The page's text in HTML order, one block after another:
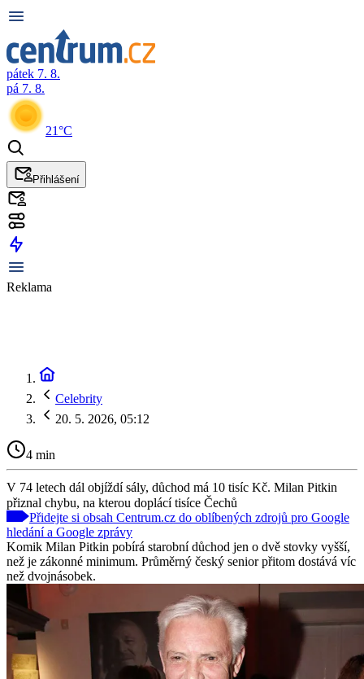
pátek 7. 8.
pá 7. 8.
21°C
Přihlášení
Reklama
Celebrity
20. 5. 2026, 05:12
4 min
V 74 letech dál objíždí sály, důchod má 10 tisíc Kč. Milan Pitkin
přiznal chybu, na kterou doplácí tisíce Čechů
Přidejte si obsah Centrum.cz do oblíbených zdrojů pro Google
hledání a Google zprávy
Komik Milan Pitkin pobírá starobní důchod jen o dvě stovky vyšší,
než je zákonné minimum. Průměrný český senior přitom dostává víc
než dvojnásobek.